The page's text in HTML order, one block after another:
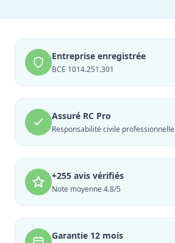
Entreprise enregistrée
BCE 1014.251.301
Assuré RC Pro
Responsabilité civile professionnelle
+255 avis vérifiés
Note moyenne 4.8/5
Garantie 12 mois